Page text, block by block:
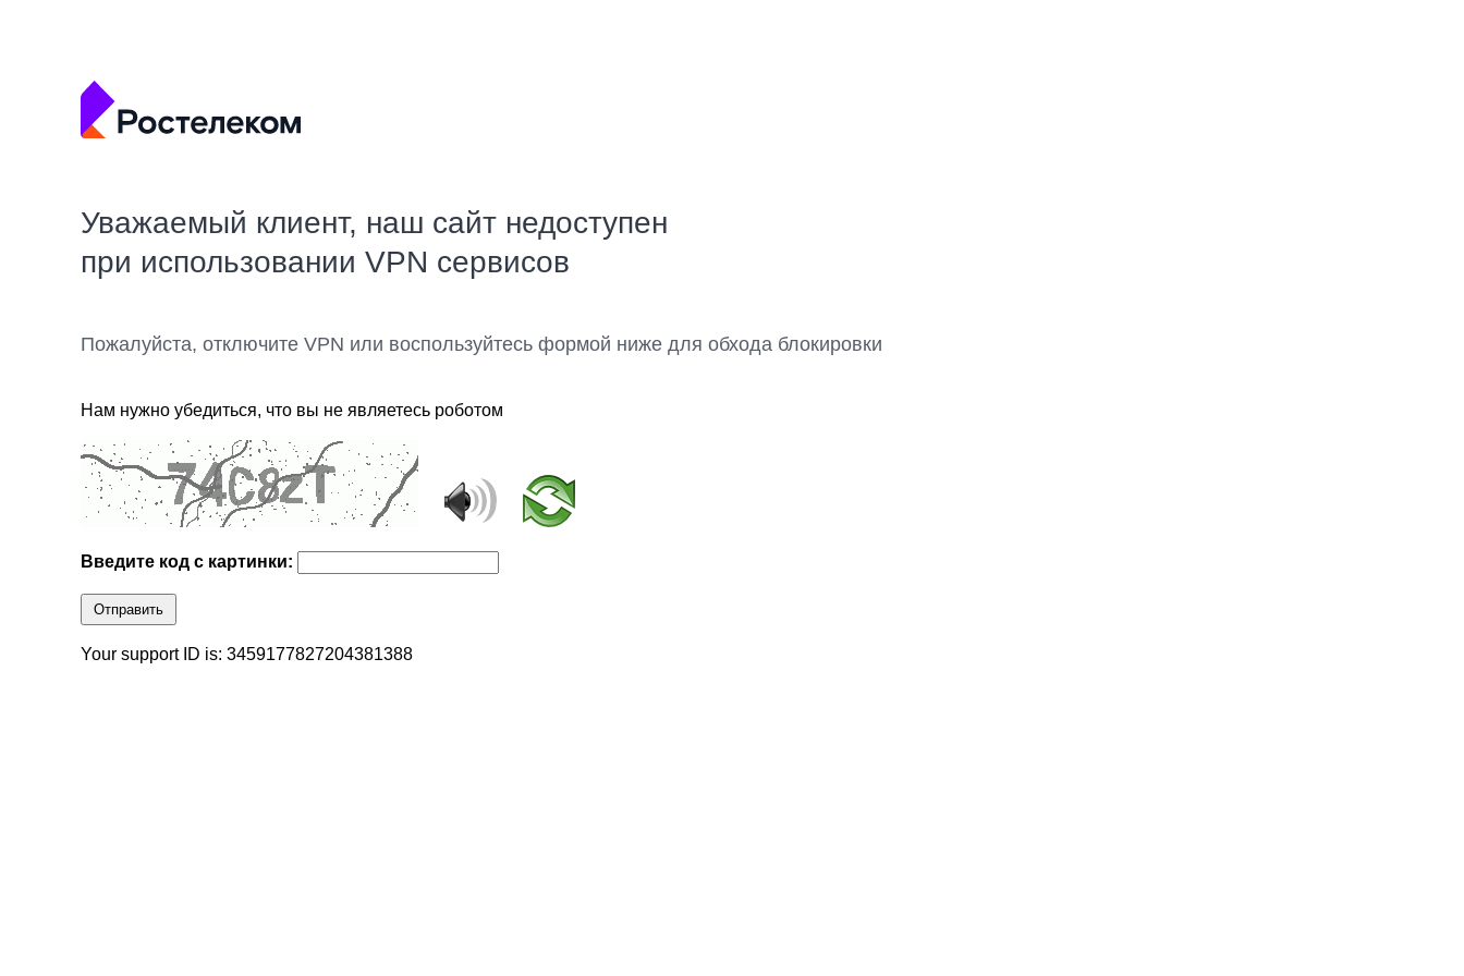
Уважаемый клиент, наш сайт недоступен
при использовании VPN сервисов
Пожалуйста, отключите VPN или воспользуйтесь формой ниже для обхода блокировки
Нам нужно убедиться, что вы не являетесь роботом
Введите код с картинки:
Отправить
Your support ID is: 3459177827204381388